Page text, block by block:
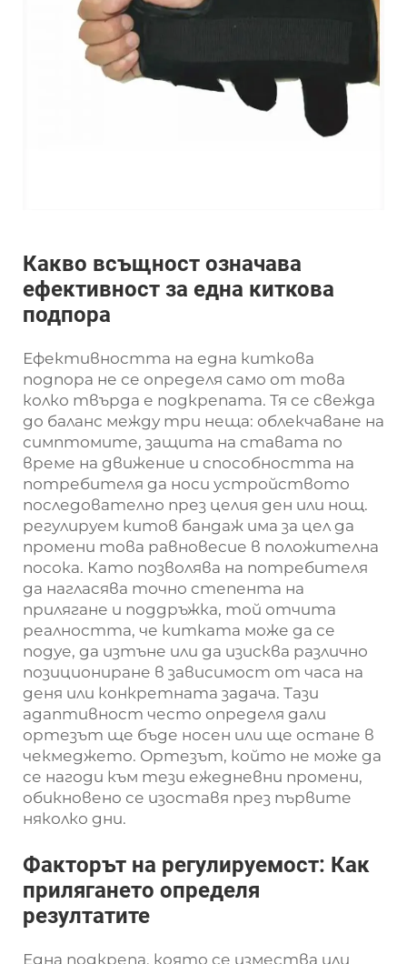
Какво всъщност означава
ефективност за една киткова
подпора
Ефективността на една киткова
подпора не се определя само от това
колко твърда е подкрепата. Тя се свежда
до баланс между три неща: облекчаване на
симптомите, защита на ставата по
време на движение и способността на
потребителя да носи устройството
последователно през целия ден или нощ.
регулируем китов бандаж има за цел да
промени това равновесие в положителна
посока. Като позволява на потребителя
да нагласява точно степента на
прилягане и поддръжка, той отчита
реалността, че китката може да се
подуе, да изтъне или да изисква различно
позициониране в зависимост от часа на
деня или конкретната задача. Тази
адаптивност често определя дали
ортезът ще бъде носен или ще остане в
чекмеджето. Ортезът, който не може да
се нагоди към тези ежедневни промени,
обикновено се изоставя през първите
няколко дни.
Факторът на регулируемост: Как
прилягането определя
резултатите
Една подкрепа, която се измества или